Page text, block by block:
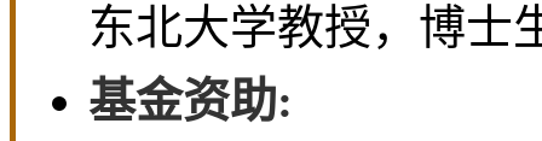
东北大学教授，博士
基金资助: